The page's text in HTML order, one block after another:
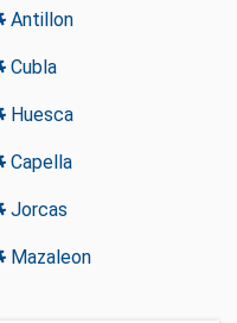
Antillon
Cubla
Huesca
Capella
Jorcas
Mazaleon